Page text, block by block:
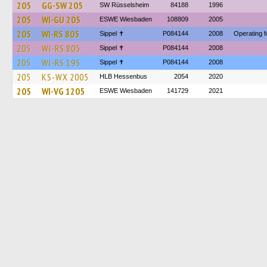
205 GG-SW 205 SW Rüsselsheim 84188 1996
205 WI-GU 205 ESWE Wiesbaden 108809 2005
205 WI-RS 805 Sippel ✝︎ P084144 2008 Operating
205 WI-RS 805 Sippel ✝︎ P084144 2008
205 WI-RS 195 Sippel ✝︎ P084144 2008
205 KS-WX 2005 HLB Hessenbus 2054 2020
205 WI-VG 1205 ESWE Wiesbaden 141729 2021